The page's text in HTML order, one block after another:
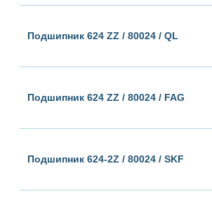
Подшипник 624 ZZ / 80024 / QL
Подшипник 624 ZZ / 80024 / FAG
Подшипник 624-2Z / 80024 / SKF